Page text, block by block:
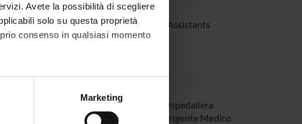
Avete la possibilità di scegliere
solo su questa proprietà
consenso in qualsiasi momento
di qualche metro,Marketing
Rizzuto Research Assistants
Azienda Ospedaliera
Verona Dirigente Medico